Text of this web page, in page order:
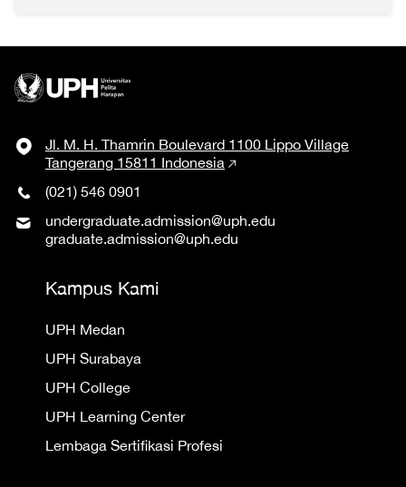
Jl. M. H. Thamrin Boulevard 1100 Lippo Village
Tangerang 15811 Indonesia
(021) 546 0901
undergraduate.admission@uph.edu
graduate.admission@uph.edu
Kampus Kami
UPH Medan
UPH Surabaya
UPH College
UPH Learning Center
Lembaga Sertifikasi Profesi